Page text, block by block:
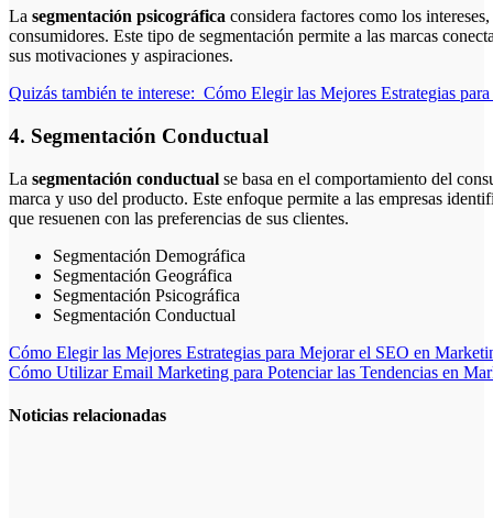
La segmentación psicográfica considera factores como los
consumidores. Este tipo de segmentación permite a las marcas
sus motivaciones y aspiraciones.
Quizás también te interese: Cómo Elegir las Mejores Estrategias
4. Segmentación Conductual
La segmentación conductual se basa en el comportamiento del
marca y uso del producto. Este enfoque permite a las empresas
que resuenen con las preferencias de sus clientes.
Segmentación Demográfica
Segmentación Geográfica
Segmentación Psicográfica
Segmentación Conductual
Navegación
de
entradas
Cómo Elegir las Mejores Estrategias para Mejorar el SEO en
Cómo Utilizar Email Marketing para Potenciar las Tendencias en
Noticias relacionadas